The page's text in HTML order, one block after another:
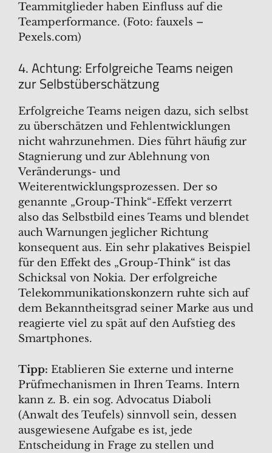
Teammitglieder haben Einfluss auf die
Teamperformance. (Foto: fauxels –
Pexels.com)
4. Achtung: Erfolgreiche Teams neigen
zur Selbstüberschätzung
Erfolgreiche Teams neigen dazu, sich selbst
zu überschätzen und Fehlentwicklungen
nicht wahrzunehmen. Dies führt häufig zur
Stagnierung und zur Ablehnung von
Veränderungs- und
Weiterentwicklungsprozessen. Der so
genannte „Group-Think“-Effekt verzerrt
also das Selbstbild eines Teams und blendet
auch Warnungen jeglicher Richtung
konsequent aus. Ein sehr plakatives Beispiel
für den Effekt des „Group-Think“ ist das
Schicksal von Nokia. Der erfolgreiche
Telekommunikationskonzern ruhte sich auf
dem Bekanntheitsgrad seiner Marke aus und
reagierte viel zu spät auf den Aufstieg des
Smartphones.
Tipp: Etablieren Sie externe und interne
Prüfmechanismen in Ihren Teams. Intern
kann z. B. ein sog. Advocatus Diaboli
(Anwalt des Teufels) sinnvoll sein, dessen
ausgewiesene Aufgabe es ist, jede
Entscheidung in Frage zu stellen und